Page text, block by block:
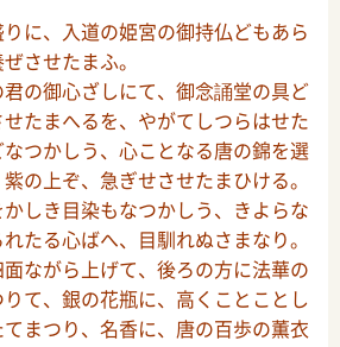
に、入道の姫宮の御持仏どもあら
させたまふ。
の御心ざしにて、御念誦堂の具ど
たまへるを、やがてしつらはせた
つかしう、心ことなる唐の錦を選
の上ぞ、急ぎせさせたまひける。
しき目染もなつかしう、きよらな
たる心ばへ、目馴れぬさまなり。
ながら上げて、後ろの方に法華の
て、銀の花瓶に、高くことことし
まつり、名香に、唐の百歩の薫衣